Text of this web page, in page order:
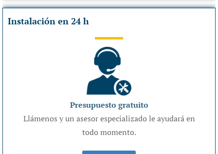
Instalación en 24 h
Presupuesto gratuito
Llámenos y un asesor especializado le ayudará en
todo momento.